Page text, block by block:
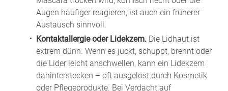
Augen häufiger reagieren, ist auch ein früherer
Austausch sinnvoll.
Kontaktallergie oder Lidekzem. Die Lidhaut ist
extrem dünn. Wenn es juckt, schuppt, brennt oder
die Lider leicht anschwellen, kann ein Lidekzem
dahinterstecken – oft ausgelöst durch Kosmetik
oder Pflegeprodukte. Bei Verdacht auf